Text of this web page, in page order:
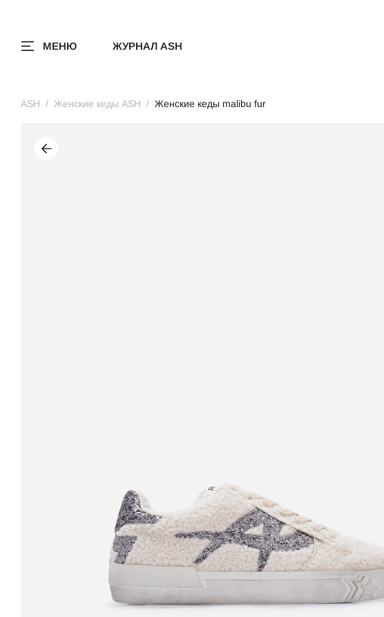
МЕНЮ ЖУРНАЛ ASH
ASH Женские кеды ASH Женские кеды malibu fur